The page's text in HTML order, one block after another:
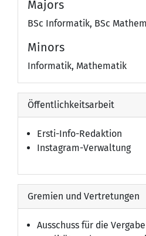
Majors
BSc Informatik, BSc
Minors
Informatik, Mathematik
Öffentlichkeitsarbeit
Ersti-Info-Redaktion
Instagram-Verwaltung
Gremien und Vertretungen
Ausschuss für die